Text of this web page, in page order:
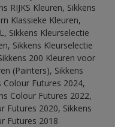
RIJKS Kleuren, Sikkens
Klassieke Kleuren,
Sikkens Kleurselectie
Sikkens Kleurselectie
200 Kleuren voor
(Painters), Sikkens
Colour Futures 2024,
Colour Futures 2022,
Futures 2020, Sikkens
Futures 2018